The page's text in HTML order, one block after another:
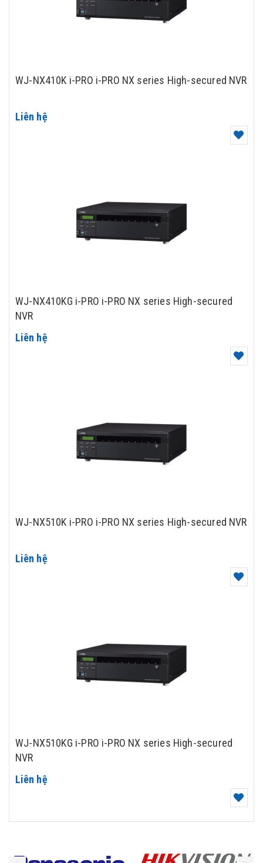
WJ-NX410K i-PRO i-PRO NX series High-secured NVR
Liên hệ
WJ-NX410KG i-PRO i-PRO NX series High-secured
NVR
Liên hệ
WJ-NX510K i-PRO i-PRO NX series High-secured NVR
Liên hệ
WJ-NX510KG i-PRO i-PRO NX series High-secured
NVR
Liên hệ